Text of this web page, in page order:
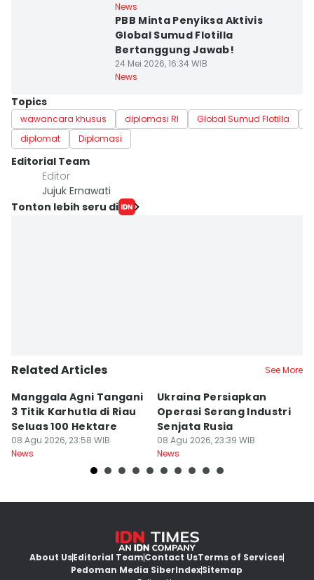
News
PBB Minta Penyiksa Aktivis
Global Sumud Flotilla
Bertanggung Jawab!
24 Mei 2026, 16:34 WIB
News
Topics
wawancara khusus diplomasi RI Global Sumud Flotilla
diplomat
Diplomasi
Editorial Team
Editor
Jujuk Ernawati
Tonton lebih seru di
Related Articles See More
Manggala Agni Tangani
3 Titik Karhutla di Riau
Seluas 100 Hektare
08 Agu 2026, 23:58 WIB
News
Ukraina Persiapkan
Operasi Serang Industri
Senjata Rusia
08 Agu 2026, 23:39 WIB
News
About UsEditorial TeamContact UsTerms of Services
Pedoman Media SiberIndexSitemap